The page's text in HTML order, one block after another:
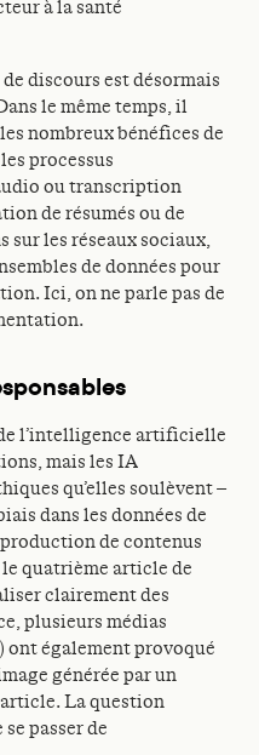
à la santé
discours est désormais
le même temps, il
nombreux bénéfices de
processus
ou transcription
de résumés ou de
les réseaux sociaux,
de données pour
Ici, on ne parle pas de
l’intelligence artificielle
mais les IA
qu’elles soulèvent –
dans les données de
de contenus
quatrième article de
clairement des
plusieurs médias
ont également provoqué
générée par un
La question
passer de